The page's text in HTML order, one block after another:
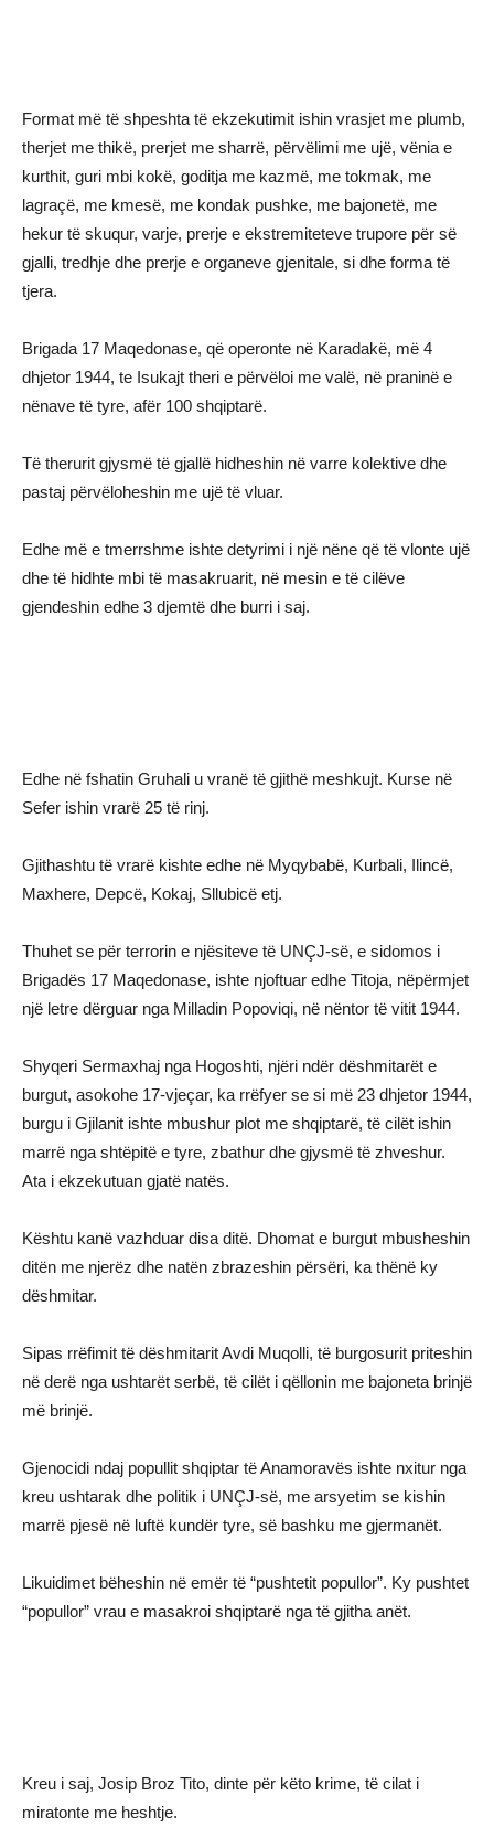
Format më të shpeshta të ekzekutimit ishin vrasjet me plumb,
therjet me thikë, prerjet me sharrë, përvëlimi me ujë, vënia e
kurthit, guri mbi kokë, goditja me kazmë, me tokmak, me
lagraçë, me kmesë, me kondak pushke, me bajonetë, me
hekur të skuqur, varje, prerje e ekstremiteteve trupore për së
gjalli, tredhje dhe prerje e organeve gjenitale, si dhe forma të
tjera.
Brigada 17 Maqedonase, që operonte në Karadakë, më 4
dhjetor 1944, te Isukajt theri e përvëloi me valë, në praninë e
nënave të tyre, afër 100 shqiptarë.
Të therurit gjysmë të gjallë hidheshin në varre kolektive dhe
pastaj përvëloheshin me ujë të vluar.
Edhe më e tmerrshme ishte detyrimi i një nëne që të vlonte ujë
dhe të hidhte mbi të masakruarit, në mesin e të cilëve
gjendeshin edhe 3 djemtë dhe burri i saj.
Edhe në fshatin Gruhali u vranë të gjithë meshkujt. Kurse në
Sefer ishin vrarë 25 të rinj.
Gjithashtu të vrarë kishte edhe në Myqybabë, Kurbali, Ilincë,
Maxhere, Depcë, Kokaj, Sllubicë etj.
Thuhet se për terrorin e njësiteve të UNÇJ-së, e sidomos i
Brigadës 17 Maqedonase, ishte njoftuar edhe Titoja, nëpërmjet
një letre dërguar nga Milladin Popoviqi, në nëntor të vitit 1944.
Shyqeri Sermaxhaj nga Hogoshti, njëri ndër dëshmitarët e
burgut, asokohe 17-vjeçar, ka rrëfyer se si më 23 dhjetor 1944,
burgu i Gjilanit ishte mbushur plot me shqiptarë, të cilët ishin
marrë nga shtëpitë e tyre, zbathur dhe gjysmë të zhveshur.
Ata i ekzekutuan gjatë natës.
Kështu kanë vazhduar disa ditë. Dhomat e burgut mbusheshin
ditën me njerëz dhe natën zbrazeshin përsëri, ka thënë ky
dëshmitar.
Sipas rrëfimit të dëshmitarit Avdi Muqolli, të burgosurit priteshin
në derë nga ushtarët serbë, të cilët i qëllonin me bajoneta brinjë
më brinjë.
Gjenocidi ndaj popullit shqiptar të Anamoravës ishte nxitur nga
kreu ushtarak dhe politik i UNÇJ-së, me arsyetim se kishin
marrë pjesë në luftë kundër tyre, së bashku me gjermanët.
Likuidimet bëheshin në emër të “pushtetit popullor”. Ky pushtet
“popullor” vrau e masakroi shqiptarë nga të gjitha anët.
Kreu i saj, Josip Broz Tito, dinte për këto krime, të cilat i
miratonte me heshtje.